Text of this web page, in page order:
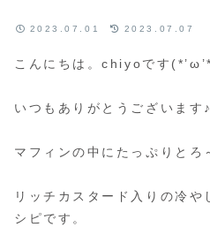
2023.07.01 2023.07.07
こんにちは。chiyoです
いつもありがとうございます♪
マフィンの中にたっぷりと
リッチカスタード入りの冷や
シピです。